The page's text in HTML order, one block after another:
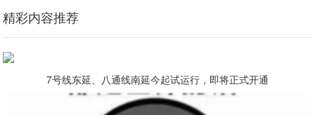
精彩内容推荐
7号线东延、八通线南延今起试运行，即将正式开通